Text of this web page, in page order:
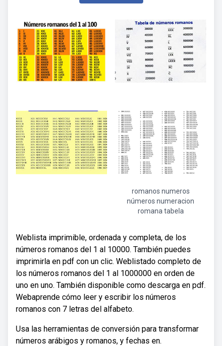
romanos numeros
números numeracion
romana tabela
Weblista imprimible, ordenada y completa, de los
números romanos del 1 al 10000. También puedes
imprimirla en pdf con un clic. Weblistado completo de
los números romanos del 1 al 1000000 en orden de
uno en uno. También disponible como descarga en pdf.
Webaprende cómo leer y escribir los números
romanos con 7 letras del alfabeto.
Usa las herramientas de conversión para transformar
números arábigos y romanos, y fechas en.